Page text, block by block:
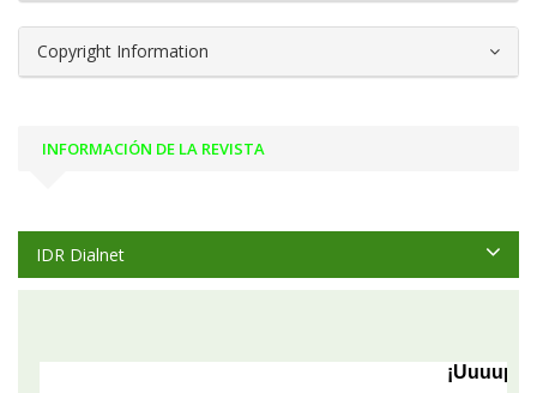
Copyright Information
INFORMACIÓN DE LA REVISTA
IDR Dialnet